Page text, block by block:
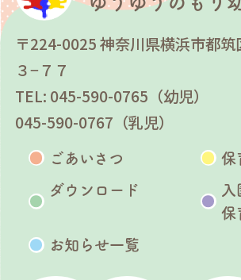
〒224-0025 神奈川県横浜市都筑
３−７７
TEL: 045-590-0765（幼児）
045-590-0767（乳児）
ごあいさつ 保
ダウンロード
入
保
お知らせ一覧